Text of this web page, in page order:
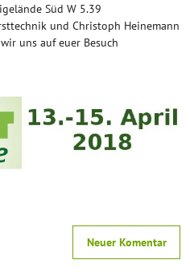
Süd W 5.39
und Christoph Heinemann
uns auf euer Besuch
Neuer Komentar